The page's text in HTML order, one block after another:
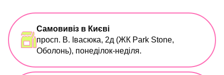
Самовивіз в Києві
просп. В. Івасюка, 2д (ЖК Park Stone,
Оболонь), понеділок-неділя.